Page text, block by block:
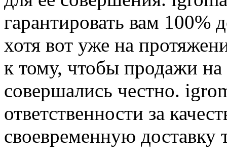
гарантировать вам 100%
хотя вот уже на
к тому, чтобы продажи
совершались честно.
ответственности за
своевременную доставку